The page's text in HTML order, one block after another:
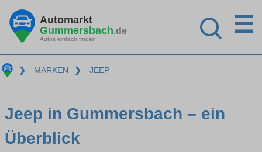
Automarkt
Gummersbach.de
Autos einfach finden
☰
❯ MARKEN ❯ JEEP
Jeep in Gummersbach – ein
Überblick